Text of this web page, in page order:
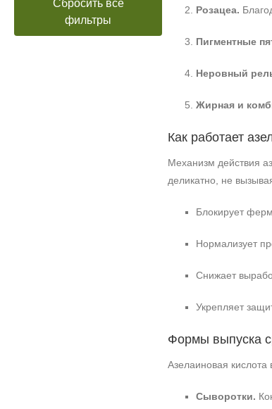
Сбросить все
фильтры
Розацеа.
Пигментные
Неровный
Жирная и
Как работает
Механизм действия
деликатно, не
Блокирует
Нормализует
Снижает
Укрепляет
Формы выпуска
Азелаиновая
Сыворотки.